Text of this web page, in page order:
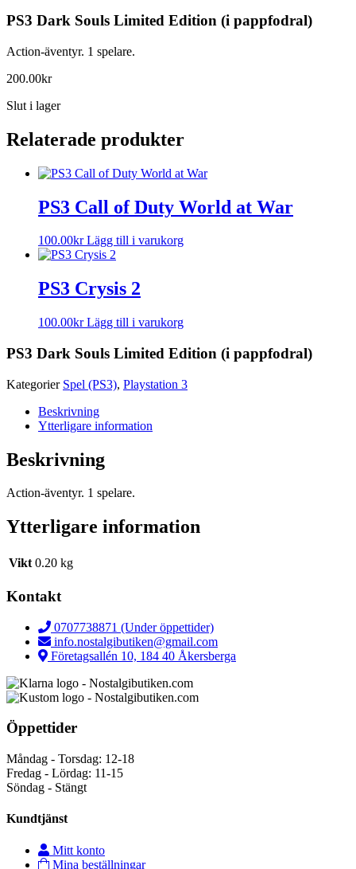
PS3 Dark Souls Limited Edition (i pappfodral)
Action-äventyr. 1 spelare.
200.00kr
Slut i lager
Relaterade produkter
PS3 Call of Duty World at War
100.00kr Lägg till i varukorg
PS3 Crysis 2
100.00kr Lägg till i varukorg
PS3 Dark Souls Limited Edition (i pappfodral)
Kategorier Spel (PS3), Playstation 3
Beskrivning
Ytterligare information
Beskrivning
Action-äventyr. 1 spelare.
Ytterligare information
Vikt 0.20 kg
Kontakt
0707738871 (Under öppettider)
info.nostalgibutiken@gmail.com
Företagsallén 10, 184 40 Åkersberga
Öppettider
Måndag - Torsdag: 12-18
Fredag - Lördag: 11-15
Söndag - Stängt
Kundtjänst
Mitt konto
Mina beställningar